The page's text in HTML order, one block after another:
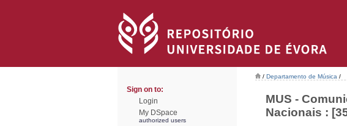
Sign on to:
Login
My DSpace
authorized users
/ Departamento de Música /
MUS -
Nacionais :